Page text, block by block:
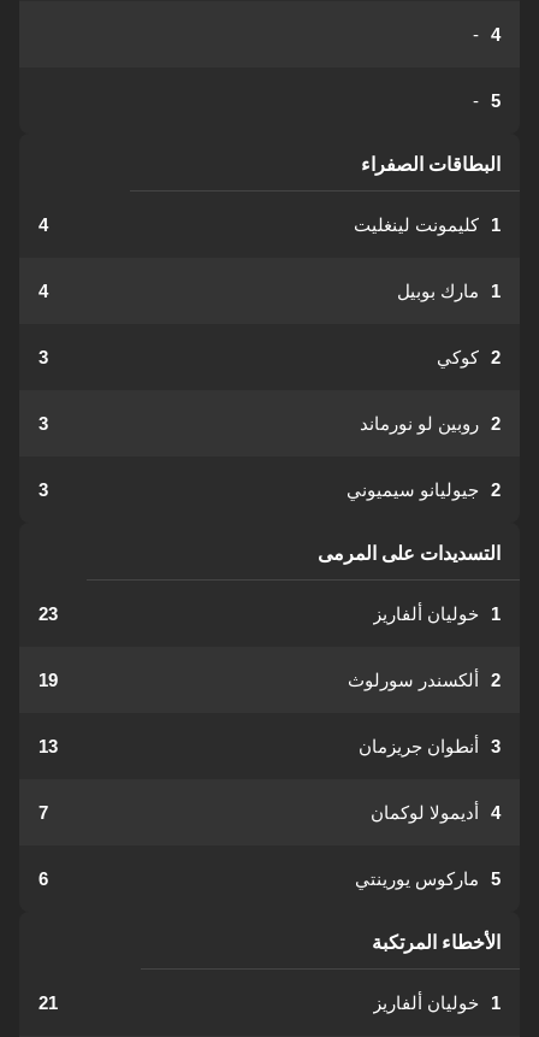
4
-
5
-
البطاقات الصفراء
1 كليمونت لينغليت 4
1 مارك بوبيل 4
2 كوكي 3
2 روبين لو نورماند 3
2 جيوليانو سيميوني 3
التسديدات على المرمى
1 خوليان ألفاريز 23
2 ألكسندر سورلوث 19
3 أنطوان جريزمان 13
4 أديمولا لوكمان 7
5 ماركوس يورينتي 6
الأخطاء المرتكبة
1 خوليان ألفاريز 21